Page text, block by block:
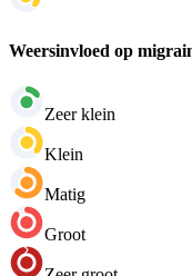
Weersinvloed op
Zeer klein
Klein
Matig
Groot